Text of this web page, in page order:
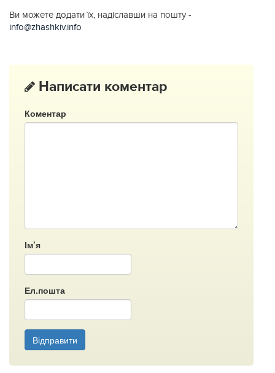
Ви можете додати їх, надіславши на пошту -
info@zhashkiv.info
Написати коментар
Коментар
Ім’я
Ел.пошта
Відправити